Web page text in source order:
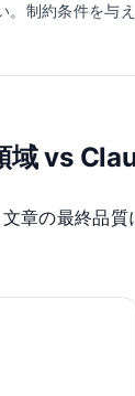
。制約条件を与
vs
章の最終品